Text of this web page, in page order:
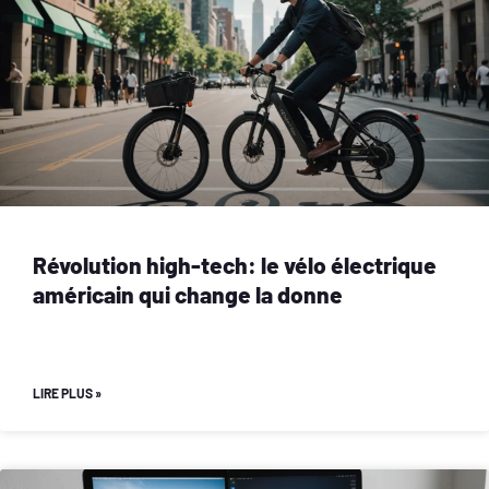
Révolution high-tech: le vélo électrique
américain qui change la donne
LIRE PLUS »